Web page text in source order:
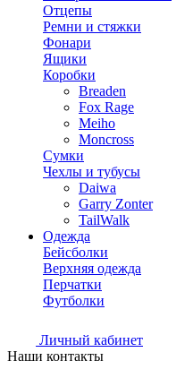
Отцепы
Ремни и стяжки
Фонари
Ящики
Коробки
Breaden
Fox Rage
Meiho
Moncross
Сумки
Чехлы и тубусы
Daiwa
Garry Zonter
TailWalk
Одежда
Бейсболки
Верхняя одежда
Перчатки
Футболки
Личный кабинет
Наши контакты